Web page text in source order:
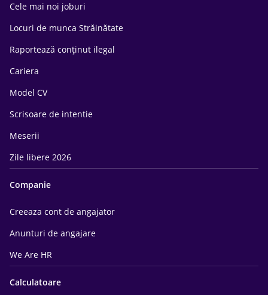
Cele mai noi joburi
Locuri de munca Străinătate
Raportează conținut ilegal
Cariera
Model CV
Scrisoare de intentie
Meserii
Zile libere 2026
Companie
Creeaza cont de angajator
Anunturi de angajare
We Are HR
Calculatoare